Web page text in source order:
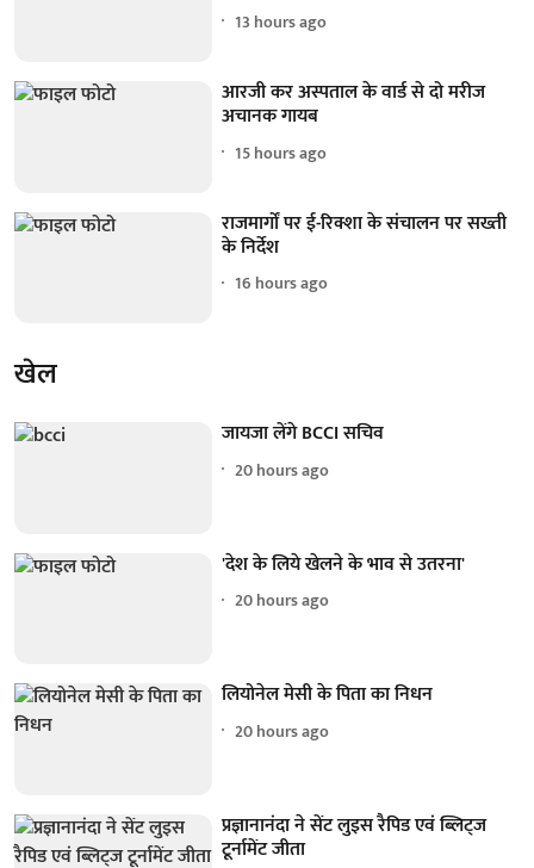
13 hours ago
आरजी कर अस्पताल के वार्ड से दो मरीज
अचानक गायब
15 hours ago
राजमार्गों पर ई-रिक्शा के संचालन पर सख्ती
के निर्देश
16 hours ago
खेल
जायजा लेंगे BCCI सचिव
20 hours ago
'देश के लिये खेलने के भाव से उतरना'
20 hours ago
लियोनेल मेसी के पिता का निधन
20 hours ago
प्रज्ञानानंदा ने सेंट लुइस रैपिड एवं ब्लिट्ज
टूर्नामेंट जीता